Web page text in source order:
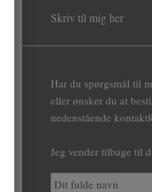
Skriv til mig her
Har du spørgsmål til
eller ønsker du at
nedenstående
Jeg vender tilbage til